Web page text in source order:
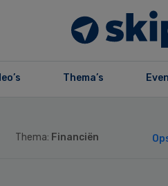
Thema’s
Thema: Financiën